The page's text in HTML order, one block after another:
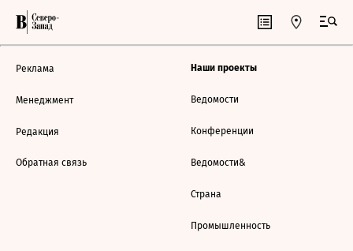
Реклама
Менеджмент
Редакция
Обратная связь
Наши проекты
Ведомости
Конференции
Ведомости&
Страна
Промышленность